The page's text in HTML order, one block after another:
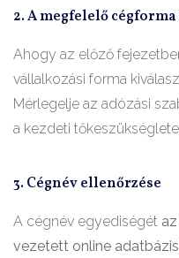
2. A megfelelő
Ahogy az előző
vállalkozási forma
Mérlegelje az adózási
a kezdeti
3. Cégnév ellenőrzése
A cégnév egyediségét
vezetett online